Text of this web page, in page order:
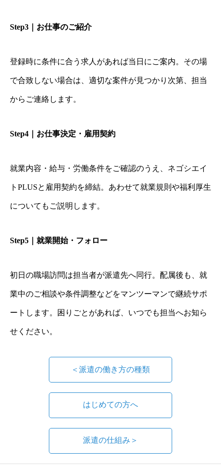
Step3｜お仕事のご紹介
登録時に条件に合う求人があれば当日にご案内。その場
で合致しない場合は、適切な案件が見つかり次第、担当
からご連絡します。
Step4｜お仕事決定・雇用契約
就業内容・給与・労働条件をご確認のうえ、ネゴシエイ
トPLUSと雇用契約を締結。あわせて就業規則や福利厚生
についてもご説明します。
Step5｜就業開始・フォロー
初日の職場訪問は担当者が派遣先へ同行。配属後も、就
業中のご相談や条件調整などをマンツーマンで継続サポ
ートします。困りごとがあれば、いつでも担当へお知ら
せください。
＜派遣の働き方の種類
はじめての方へ
派遣の仕組み＞